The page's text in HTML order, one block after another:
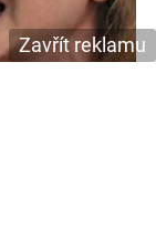
Zavřít reklamu